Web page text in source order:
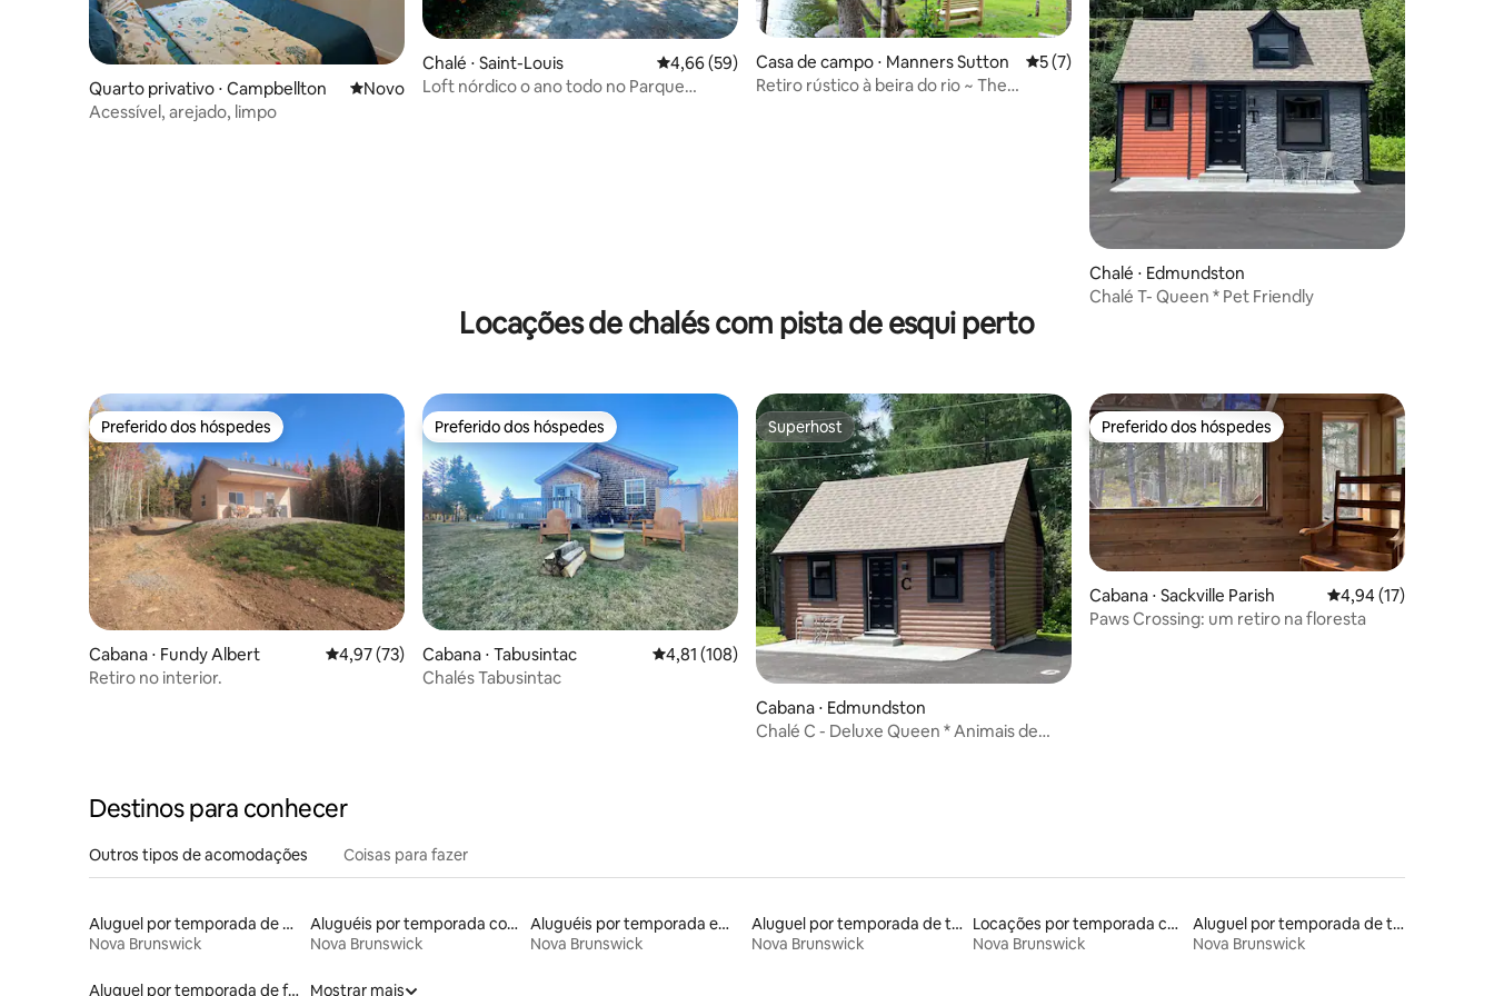
Quarto privativo ⋅ Campbellton Novo lugar para ficar
Novo
Acessível, arejado, limpo
Chalé ⋅ Saint-Louis 4,66 de uma avaliação média de 5, 59 avaliações
4,66 (59)
Loft nórdico o ano todo no Parque
Casa de campo ⋅ Manners Sutton 5 de uma avaliação média de 5, 7 avaliações
5 (7)
Retiro rústico à beira do rio ~ The
Chalé ⋅ Edmundston
Chalé T- Queen * Pet Friendly
Locações de chalés com pista de esqui perto
Preferido dos hóspedes
Preferido dos hóspedes
Cabana ⋅ Fundy Albert 4,97 de uma avaliação média de 5, 73 avaliações
4,97 (73)
Retiro no interior.
Preferido dos hóspedes
Preferido dos hóspedes
Cabana ⋅ Tabusintac 4,81 de uma avaliação média de 5, 108 avaliações
4,81 (108)
Chalés Tabusintac
Superhost
Superhost
Cabana ⋅ Edmundston
Chalé C - Deluxe Queen * Animais de
Preferido dos hóspedes
Preferido dos hóspedes
Cabana ⋅ Sackville Parish 4,94 de uma
4,94 (17)
Paws Crossing: um retiro na floresta
Destinos para conhecer
Outros tipos de acomodações Coisas para fazer
Aluguel por temporada de microcasas
Nova Brunswick
Aluguéis por temporada com café da manhã
Nova Brunswick
Aluguéis por temporada em acampamentos
Nova Brunswick
Aluguel por temporada de trailers
Nova Brunswick
Locações por temporada com piscina
Nova Brunswick
Aluguel por temporada de tendas
Nova Brunswick
Aluguel por temporada de flats Mostrar mais